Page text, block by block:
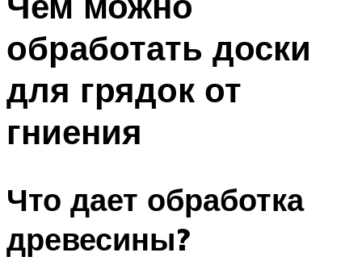
Ворота
Меню
обработать доски
для грядок от
гниения
Что дает обработка
древесины?